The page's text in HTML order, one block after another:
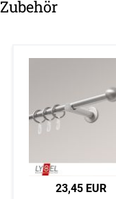
Zubehör
23,45 EUR